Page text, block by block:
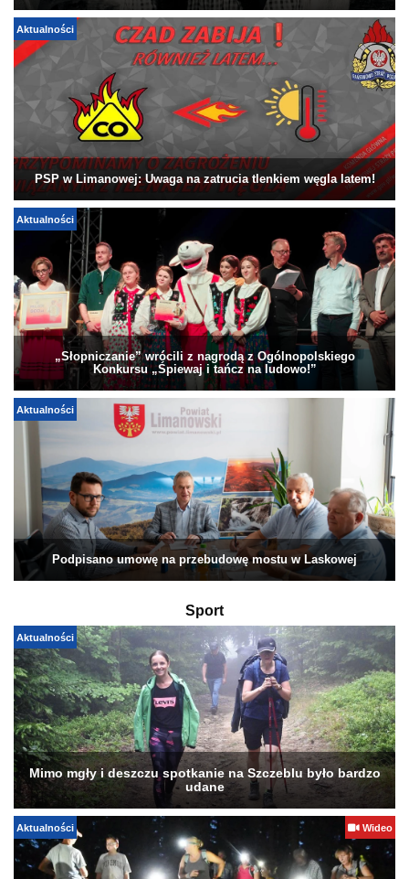
Aktualności
PSP w Limanowej: Uwaga na zatrucia tlenkiem węgla latem!
Aktualności
„Słopniczanie” wrócili z nagrodą z Ogólnopolskiego
Konkursu „Śpiewaj i tańcz na ludowo!”
Aktualności
Podpisano umowę na przebudowę mostu w Laskowej
Sport
Aktualności
Mimo mgły i deszczu spotkanie na Szczeblu było bardzo
udane
Aktualności Wideo